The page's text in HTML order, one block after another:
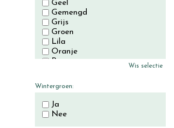
Geel
Gemengd
Grijs
Groen
Lila
Oranje
Paars
Wit
Zwart
Wis selectie
Wintergroen:
Ja
Nee